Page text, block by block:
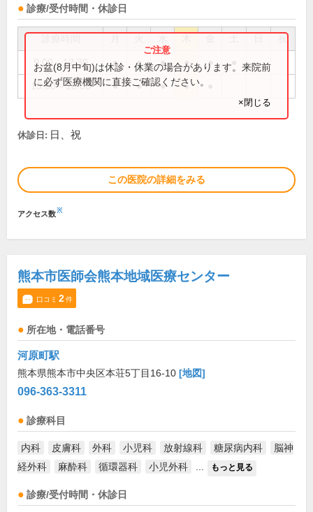
診療/受付時間・休診日
祝
9:00～12:30 ● ● ● ● ●
15:00～18:00 ● ● ● ●
お盆(8月中旬)は休診・休業の場合があります。来院前
に必ず医療機関に直接ご確認ください。
×閉じる
休診日: 日、祝
この医院の詳細をみる
アクセス数※
熊本市医師会熊本地域医療センター
口コミ 2件
所在地・電話番号
河原町駅
熊本県熊本市中央区本荘5丁目16-10 [地図]
096-363-3311
診療科目
内科 皮膚科 外科 小児科 放射線科 糖尿病内科
脳神
経外科
麻酔科 循環器科 小児外科 もっと見る
診療/受付時間・休診日